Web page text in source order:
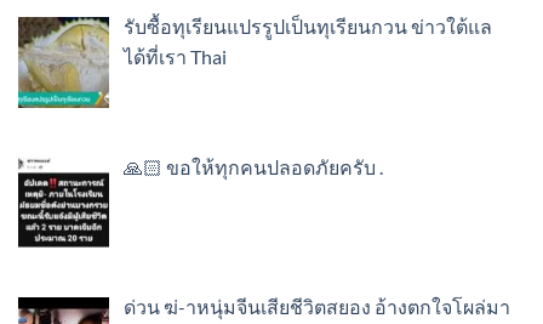
รับซื้อทุเรียนแปรรูปเป็นทุเรียนกวน ข่าวใต้แล
ได้ที่เรา Thai
🙏🏻 ขอให้ทุกคนปลอดภัยครับ .
ด่วน ฆ่-าหนุ่มจีนเสียชีวิตสยอง อ้างตกใจโผล่มา